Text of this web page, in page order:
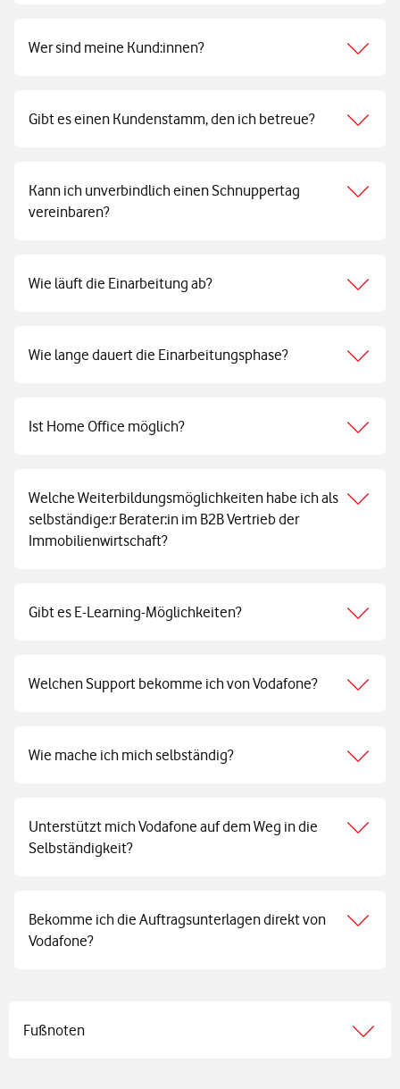
Wer sind meine Kund:innen?
Gibt es einen Kundenstamm, den ich betreue?
Kann ich unverbindlich einen Schnuppertag
vereinbaren?
Wie läuft die Einarbeitung ab?
Wie lange dauert die Einarbeitungsphase?
Ist Home Office möglich?
Welche Weiterbildungsmöglichkeiten habe ich als
selbständige:r Berater:in im B2B Vertrieb der
Immobilienwirtschaft?
Gibt es E-Learning-Möglichkeiten?
Welchen Support bekomme ich von Vodafone?
Wie mache ich mich selbständig?
Unterstützt mich Vodafone auf dem Weg in die
Selbständigkeit?
Bekomme ich die Auftragsunterlagen direkt von
Vodafone?
Fußnoten